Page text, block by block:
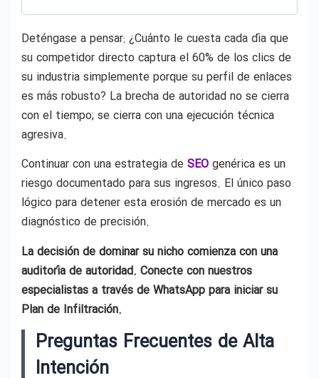
Deténgase a pensar: ¿Cuánto le cuesta cada día que
su competidor directo captura el 60% de los clics de
su industria simplemente porque su perfil de enlaces
es más robusto? La brecha de autoridad no se cierra
con el tiempo; se cierra con una ejecución técnica
agresiva.
Continuar con una estrategia de SEO genérica es un
riesgo documentado para sus ingresos. El único paso
lógico para detener esta erosión de mercado es un
diagnóstico de precisión.
La decisión de dominar su nicho comienza con una
auditoría de autoridad. Conecte con nuestros
especialistas a través de WhatsApp para iniciar su
Plan de Infiltración.
Preguntas Frecuentes de Alta
Intención